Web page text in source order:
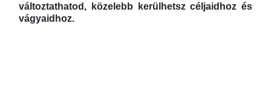
változtathatod, közelebb kerülhetsz céljaidhoz és
vágyaidhoz.